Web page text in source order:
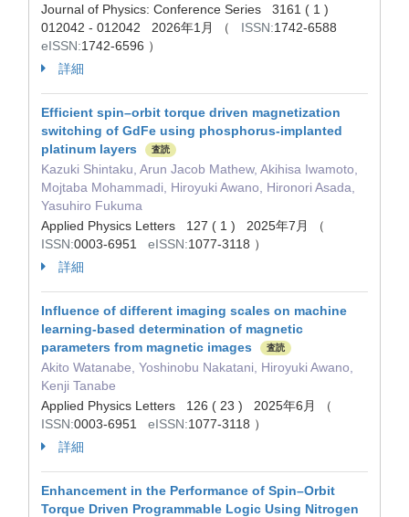
Journal of Physics: Conference Series 3161 ( 1 )
012042 - 012042 2026年1月 （ ISSN:1742-6588
eISSN:1742-6596 ）
詳細
Efficient spin–orbit torque driven magnetization
switching of GdFe using phosphorus-implanted
platinum layers
査読
Kazuki Shintaku, Arun Jacob Mathew, Akihisa Iwamoto,
Mojtaba Mohammadi, Hiroyuki Awano, Hironori Asada,
Yasuhiro Fukuma
Applied Physics Letters 127 ( 1 ) 2025年7月 （
ISSN:0003-6951 eISSN:1077-3118 ）
詳細
Influence of different imaging scales on machine
learning-based determination of magnetic
parameters from magnetic images
査読
Akito Watanabe, Yoshinobu Nakatani, Hiroyuki Awano,
Kenji Tanabe
Applied Physics Letters 126 ( 23 ) 2025年6月 （
ISSN:0003-6951 eISSN:1077-3118 ）
詳細
Enhancement in the Performance of Spin–Orbit
Torque Driven Programmable Logic Using Nitrogen